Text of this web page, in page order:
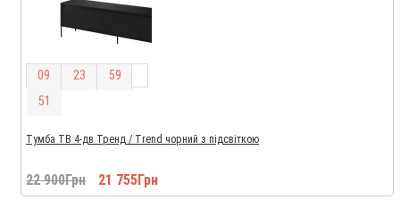
09 23 59
50
Тумба ТВ 4-дв Тренд / Trend чорний з підсвіткою
22 900Грн 21 755Грн